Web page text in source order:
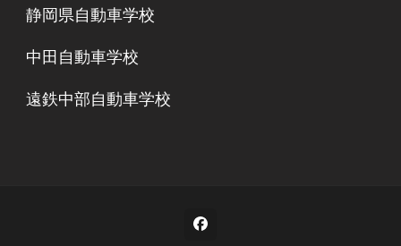
静岡県自動車学校
中田自動車学校
遠鉄中部自動車学校